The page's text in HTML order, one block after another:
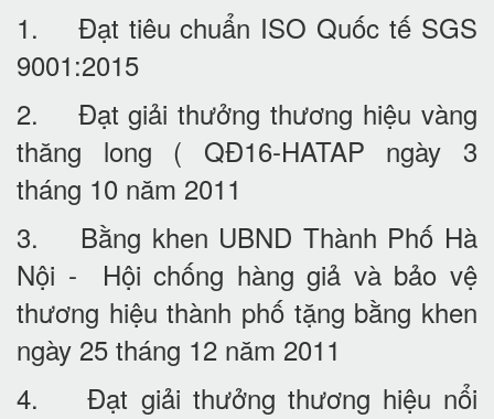
1. Đạt tiêu chuẩn ISO Quốc tế SGS
9001:2015
2. Đạt giải thưởng thương hiệu vàng
thăng long ( QĐ16-HATAP ngày 3
tháng 10 năm 2011
3. Bằng khen UBND Thành Phố Hà
Nội - Hội chống hàng giả và bảo vệ
thương hiệu thành phố tặng bằng khen
ngày 25 tháng 12 năm 2011
4. Đạt giải thưởng thương hiệu nổi